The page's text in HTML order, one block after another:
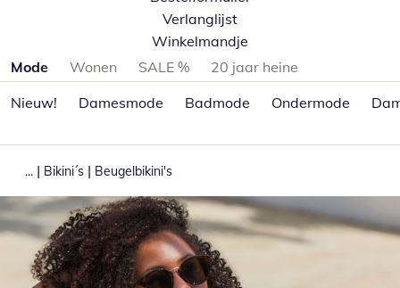
Verlanglijst
Winkelmandje
Productcategorieën overslaan
Mode Wonen SALE %
20 jaar heine
Nieuw!
Damesmode Badmode Ondermode
... | Bikini´s | Beugelbikini's